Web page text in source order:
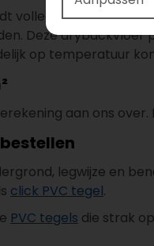
volledig verlijmd op
Deze
op temperatuur
aan ons
legwijze en
click PVC tegel.
PVC tegels die strak